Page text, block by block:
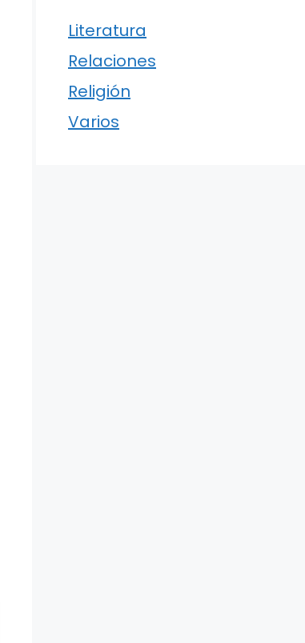
Literatura
Relaciones
Religión
Varios